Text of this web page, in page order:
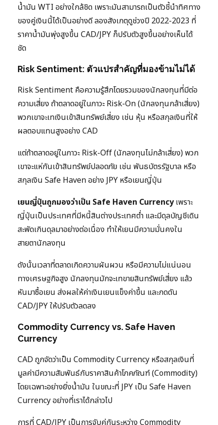
น้ำมัน WTI อย่างใกล้ชิด เพราะมันสามารถเป็นตัวชี้นำทิศทาง
ของคู่เงินนี้ได้เป็นอย่างดี ลองสังเกตุดูช่วงปี 2022-2023 ที่
ราคาน้ำมันพุ่งสูงขึ้น CAD/JPY ก็ปรับตัวสูงขึ้นอย่างเห็นได้
ชัด
Risk Sentiment: ตัวแปรสำคัญที่มองข้ามไม่ได้
Risk Sentiment คือความรู้สึกโดยรวมของนักลงทุนที่มีต่อ
ความเสี่ยง ถ้าตลาดอยู่ในภาวะ Risk-On (นักลงทุนกล้าเสี่ยง)
พวกเขาจะเทเงินเข้าสินทรัพย์เสี่ยง เช่น หุ้น หรือสกุลเงินที่ให้
ผลตอบแทนสูงอย่าง CAD
แต่ถ้าตลาดอยู่ในภาวะ Risk-Off (นักลงทุนไม่กล้าเสี่ยง) พวก
เขาจะแห่กันเข้าสินทรัพย์ปลอดภัย เช่น พันธบัตรรัฐบาล หรือ
สกุลเงิน Safe Haven อย่าง JPY หรือเยนญี่ปุ่น
เยนญี่ปุ่นถูกมองว่าเป็น Safe Haven Currencyเพราะ
ญี่ปุ่นเป็นประเทศที่มีหนี้สินต่างประเทศต่ำ และมีดุลบัญชีเดิน
สะพัดเกินดุลมาอย่างต่อเนื่อง ทำให้เยนมีความมั่นคงใน
สายตานักลงทุน
ดังนั้นเวลาที่ตลาดเกิดความผันผวน หรือมีความไม่แน่นอน
ทางเศรษฐกิจสูง นักลงทุนมักจะเทขายสินทรัพย์เสี่ยง แล้ว
หันมาซื้อเยน ส่งผลให้ค่าเงินเยนแข็งค่าขึ้น และกดดัน
CAD/JPY ให้ปรับตัวลดลง
Commodity Currency vs. Safe Haven
Currency
CAD ถูกจัดว่าเป็น Commodity Currency หรือสกุลเงินที่
มูลค่ามีความสัมพันธ์กับราคาสินค้าโภคภัณฑ์ (Commodity)
โดยเฉพาะอย่างยิ่งน้ำมัน ในขณะที่ JPY เป็น Safe Haven
Currency อย่างที่เราได้กล่าวไป
การที่ CAD/JPY เป็นการจับคู่กันระหว่าง Commodity